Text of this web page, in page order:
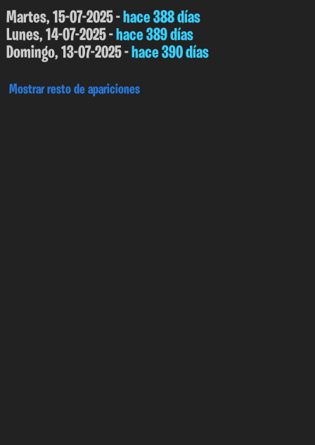
Martes, 15-07-2025 -hace 388 días
Lunes, 14-07-2025 -hace 389 días
Domingo, 13-07-2025 -hace 390 días
Mostrar resto de apariciones